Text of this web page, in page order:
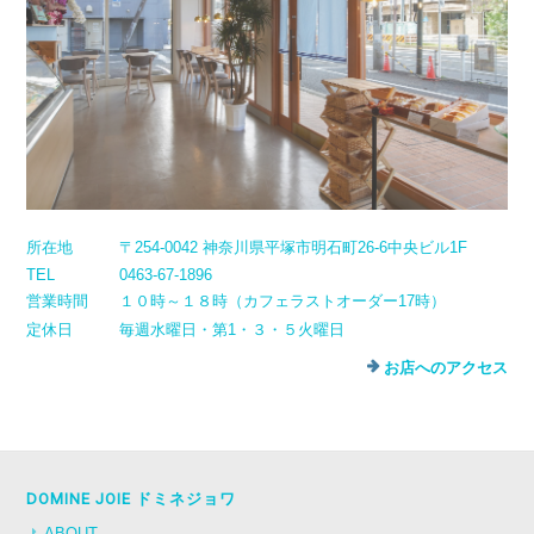
所在地
〒254-0042 神奈川県平塚市明石町26-6中央ビル1F
TEL
0463-67-1896
営業時間
１０時～１８時（カフェラストオーダー17時）
定休日
毎週水曜日・第1・３・５火曜日
お店へのアクセス
DOMINE JOIE ドミネジョワ